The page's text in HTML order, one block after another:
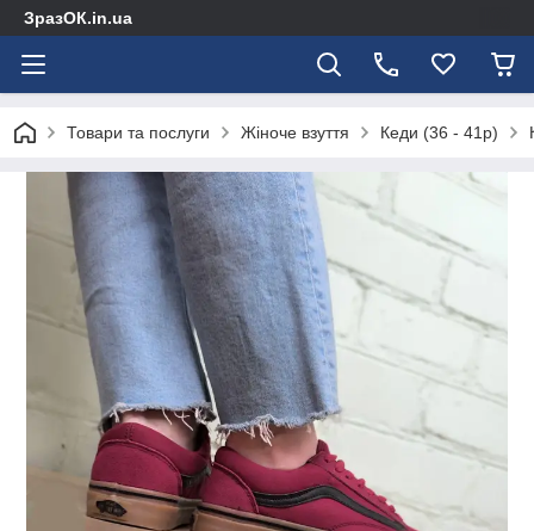
ЗразОК.in.ua
Товари та послуги Жіноче взуття Кеди (36 - 41р)